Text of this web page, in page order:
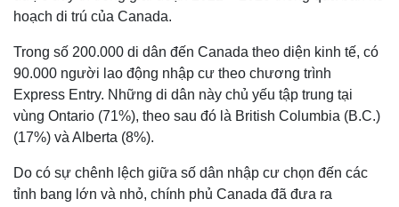
hoạch di trú của Canada.
Trong số 200.000 di dân đến Canada theo diện kinh tế, có
90.000 người lao động nhập cư theo chương trình
Express Entry. Những di dân này chủ yếu tập trung tại
vùng Ontario (71%), theo sau đó là British Columbia (B.C.)
(17%) và Alberta (8%).
Do có sự chênh lệch giữa số dân nhập cư chọn đến các
tỉnh bang lớn và nhỏ, chính phủ Canada đã đưa ra